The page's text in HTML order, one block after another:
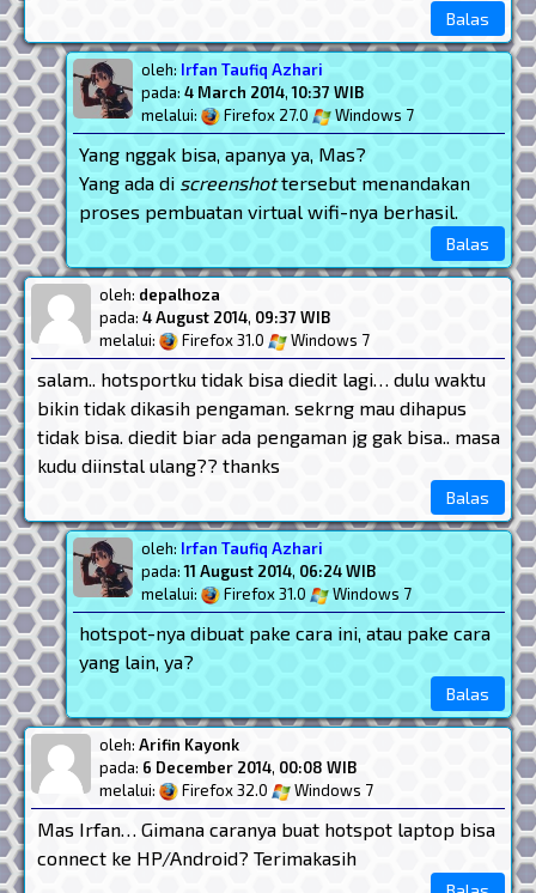
Balas
oleh: Irfan Taufiq Azhari
pada: 4 March 2014,10:37 WIB
melalui:
Firefox 27.0 Windows 7
Yang nggak bisa, apanya ya, Mas?
Yang ada di screenshottersebut menandakan
proses pembuatan virtual wifi-nya berhasil.
Balas
oleh: depalhoza
pada: 4 August 2014, 09:37 WIB
melalui:
Firefox 31.0 Windows 7
salam.. hotsportku tidak bisa diedit lagi… dulu waktu
bikin tidak dikasih pengaman. sekrng mau dihapus
tidak bisa. diedit biar ada pengaman jg gak bisa.. masa
kudu diinstal ulang?? thanks
Balas
oleh: Irfan Taufiq Azhari
pada:11 August 2014, 06:24 WIB
melalui:
Firefox 31.0 Windows 7
hotspot-nya dibuat pake cara ini, atau pake cara
yang lain, ya?
Balas
oleh: Arifin Kayonk
pada: 6 December 2014, 00:08 WIB
melalui:
Firefox 32.0 Windows 7
Mas Irfan… Gimana caranya buat hotspot laptop bisa
connect ke HP/Android? Terimakasih